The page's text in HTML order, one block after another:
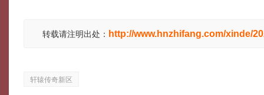
转载请注明出处： http://www.hnzhifang.com/xinde/
轩辕传奇新区